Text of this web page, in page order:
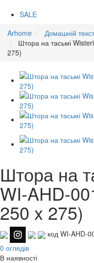
SALE
Arhome
Домашній
Штора на тасьмі
275)
Штора на
WI-AHD-
250 x 275)
код WI-AHD-
0 оглядів
В наявності